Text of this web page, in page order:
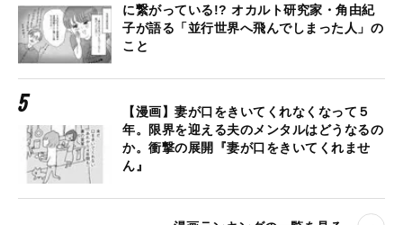
に繋がっている!? オカルト研究家・角由紀
子が語る「並行世界へ飛んでしまった人」の
こと
【漫画】妻が口をきいてくれなくなって５
年。限界を迎える夫のメンタルはどうなるの
か。衝撃の展開『妻が口をきいてくれませ
ん』